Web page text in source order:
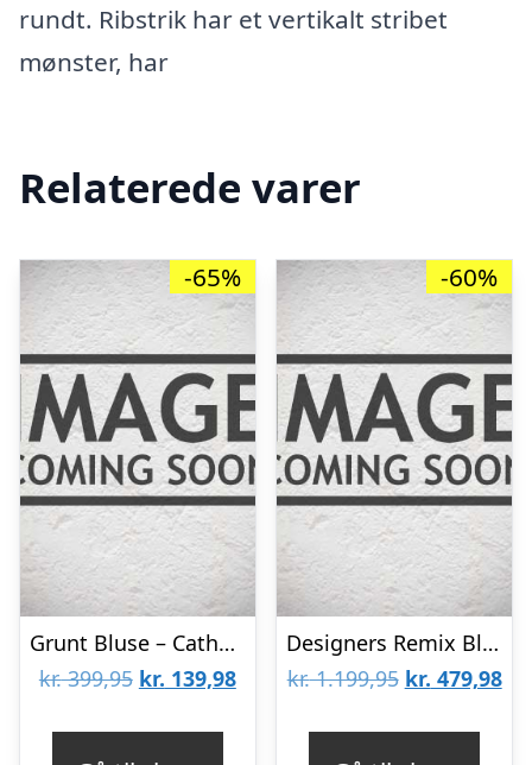
rundt. Ribstrik har et vertikalt stribet
mønster, har
Relaterede varer
-65%
Grunt Bluse – Cathy – Strik – Pink
kr.399,95 Den
kr. 139,98Den
-60%
Designers Remix Bluse – Uld – Strik – Carmen – Oatmeal
kr.1.199,95 Den
kr. 479,98